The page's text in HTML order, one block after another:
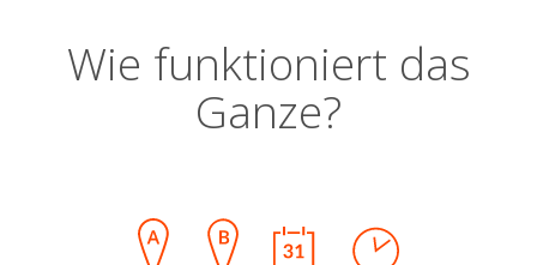
Wie funktioniert das
Ganze?